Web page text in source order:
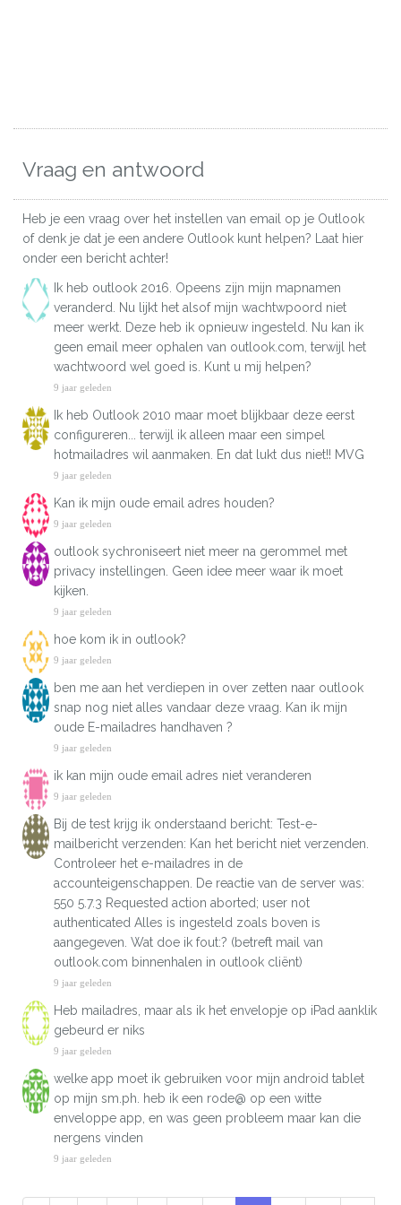
Vraag en antwoord
Heb je een vraag over het instellen van email op je Outlook
of denk je dat je een andere Outlook kunt helpen? Laat hier
onder een bericht achter!
Ik heb outlook 2016. Opeens zijn mijn mapnamen
veranderd. Nu lijkt het alsof mijn wachtwpoord niet
meer werkt. Deze heb ik opnieuw ingesteld. Nu kan ik
geen email meer ophalen van outlook.com, terwijl het
wachtwoord wel goed is. Kunt u mij helpen?
9 jaar geleden
Ik heb Outlook 2010 maar moet blijkbaar deze eerst
configureren... terwijl ik alleen maar een simpel
hotmailadres wil aanmaken. En dat lukt dus niet!! MVG
9 jaar geleden
Kan ik mijn oude email adres houden?
9 jaar geleden
outlook sychroniseert niet meer na gerommel met
privacy instellingen. Geen idee meer waar ik moet
kijken.
9 jaar geleden
hoe kom ik in outlook?
9 jaar geleden
ben me aan het verdiepen in over zetten naar outlook
snap nog niet alles vandaar deze vraag. Kan ik mijn
oude E-mailadres handhaven ?
9 jaar geleden
ik kan mijn oude email adres niet veranderen
9 jaar geleden
Bij de test krijg ik onderstaand bericht: Test-e-
mailbericht verzenden: Kan het bericht niet verzenden.
Controleer het e-mailadres in de
accounteigenschappen. De reactie van de server was:
550 5.7.3 Requested action aborted; user not
authenticated Alles is ingesteld zoals boven is
aangegeven. Wat doe ik fout:? (betreft mail van
outlook.com binnenhalen in outlook cliënt)
9 jaar geleden
Heb mailadres, maar als ik het envelopje op iPad aanklik
gebeurd er niks
9 jaar geleden
welke app moet ik gebruiken voor mijn android tablet
op mijn sm.ph. heb ik een rode@ op een witte
enveloppe app, en was geen probleem maar kan die
nergens vinden
9 jaar geleden